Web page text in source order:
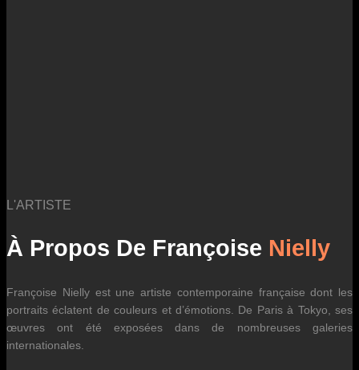
L'ARTISTE
À Propos De Françoise Nielly
Françoise Nielly est une artiste contemporaine française dont les
portraits éclatent de couleurs et d’émotions. De Paris à Tokyo, ses
œuvres ont été exposées dans de nombreuses galeries
internationales.